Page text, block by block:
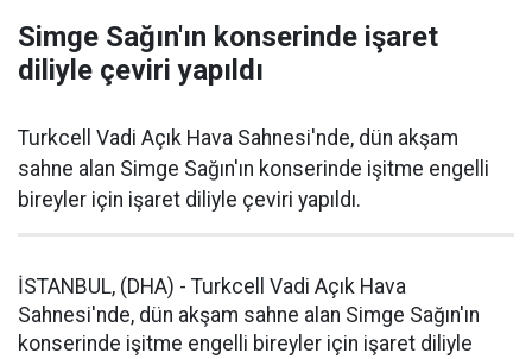
Simge Sağın'ın konserinde işaret
diliyle çeviri yapıldı
Turkcell Vadi Açık Hava Sahnesi'nde, dün akşam
sahne alan Simge Sağın'ın konserinde işitme engelli
bireyler için işaret diliyle çeviri yapıldı.
İSTANBUL, (DHA) - Turkcell Vadi Açık Hava
Sahnesi'nde, dün akşam sahne alan Simge Sağın'ın
konserinde işitme engelli bireyler için işaret diliyle